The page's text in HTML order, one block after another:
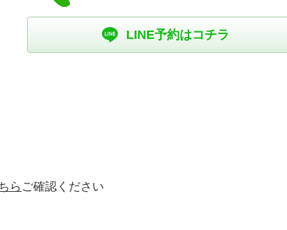
LINE予約はコチラ
ら ご確認ください